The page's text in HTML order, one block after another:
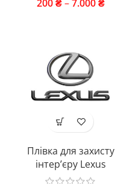
200₴ – 7.000₴
Плівка для захисту
інтер’єру Lexus